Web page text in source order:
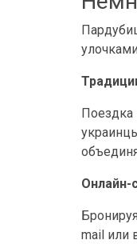
Поездка
Онлайн-
mail или